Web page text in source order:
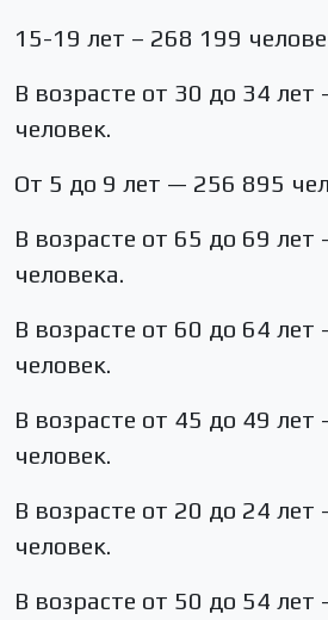
15-19 лет – 268 199
В возрасте от 30 до 34
человек.
От 5 до 9 лет — 256 895
В возрасте от 65 до 69
человека.
В возрасте от 60 до 64
человек.
В возрасте от 45 до 49
человек.
В возрасте от 20 до 24
человек.
В возрасте от 50 до 54